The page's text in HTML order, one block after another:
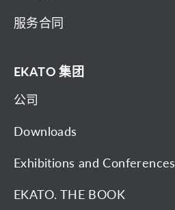
服务合同
EKATO 集团
公司
Downloads
Exhibitions and Conferences
EKATO. THE BOOK